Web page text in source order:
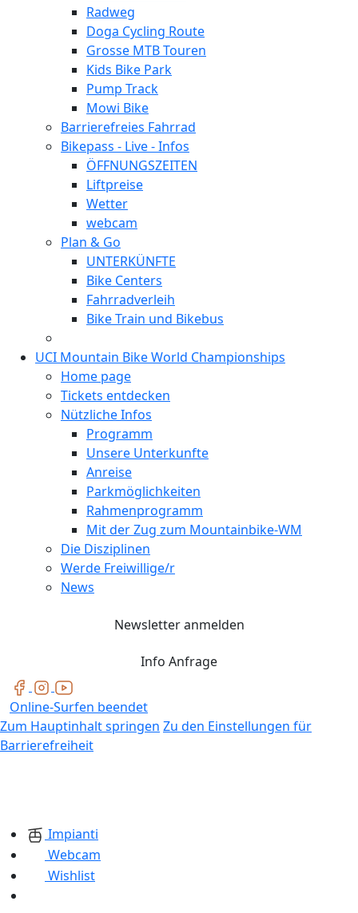
Radweg
Doga Cycling Route
Grosse MTB Touren
Kids Bike Park
Pump Track
Mowi Bike
Barrierefreies Fahrrad
Bikepass - Live - Infos
ÖFFNUNGSZEITEN
Liftpreise
Wetter
webcam
Plan & Go
UNTERKÜNFTE
Bike Centers
Fahrradverleih
Bike Train und Bikebus
UCI Mountain Bike World Championships
Home page
Tickets entdecken
Nützliche Infos
Programm
Unsere Unterkunfte
Anreise
Parkmöglichkeiten
Rahmenprogramm
Mit der Zug zum Mountainbike-WM
Die Disziplinen
Werde Freiwillige/r
News
Newsletter anmelden
Info Anfrage
Online-Surfen beendet
Zum Hauptinhalt springen Zu den Einstellungen für
Barrierefreiheit
Impianti
Webcam
Wishlist